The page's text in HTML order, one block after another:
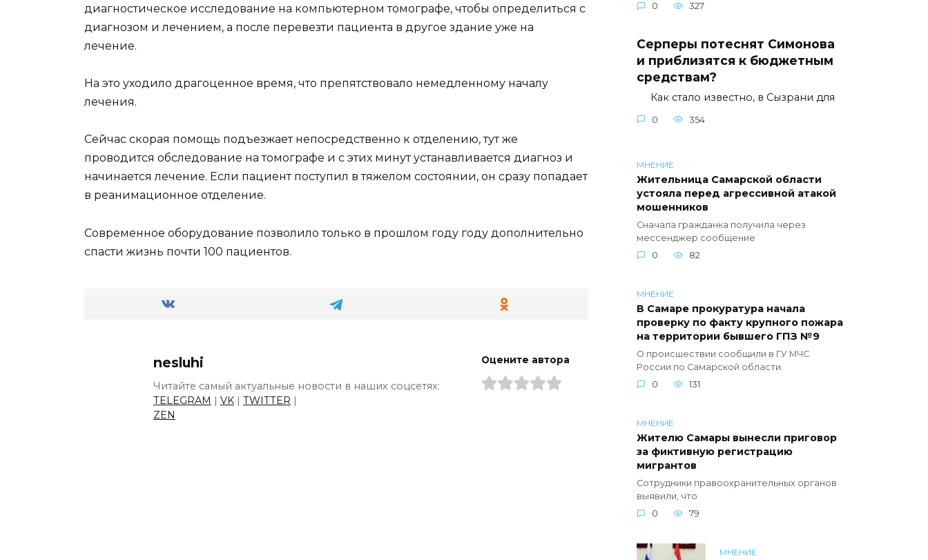
диагностическое исследование на компьютерном томографе, чтобы определиться с
диагнозом и лечением, а после перевезти пациента в другое здание уже на
лечение.
На это уходило драгоценное время, что препятствовало немедленному началу
лечения.
Сейчас скорая помощь подъезжает непосредственно к отделению, тут же
проводится обследование на томографе и с этих минут устанавливается диагноз и
начинается лечение. Если пациент поступил в тяжелом состоянии, он сразу попадает
в реанимационное отделение.
Современное оборудование позволило только в прошлом году году дополнительно
спасти жизнь почти 100 пациентов.
nesluhi
Читайте самый актуальные новости в наших соцсетях:
TELEGRAM | VK | TWITTER |
ZEN
Оцените автора
0 327
Серперы потеснят Симонова
и приблизятся к бюджетным
средствам?
Как стало известно, в Сызрани для
0 354
МНЕНИЕ
Жительница Самарской области
устояла перед агрессивной атакой
мошенников
Сначала гражданка получила через
мессенджер сообщение
0
82
МНЕНИЕ
В Самаре прокуратура начала
проверку по факту крупного пожара
на территории бывшего ГПЗ №9
О происшествии сообщили в ГУ МЧС
России по Самарской области.
0
131
МНЕНИЕ
Жителю Самары вынесли приговор
за фиктивную регистрацию
мигрантов
Сотрудники правоохранительных органов
выявили, что
0
79
МНЕНИЕ